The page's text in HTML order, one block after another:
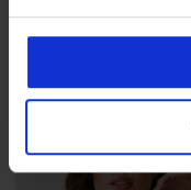
Grudnjak Novato
polupodstavljen